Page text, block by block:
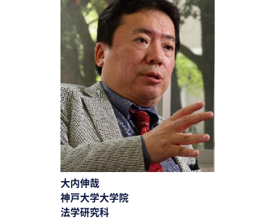
大内伸哉
神戸大学大学院
法学研究科